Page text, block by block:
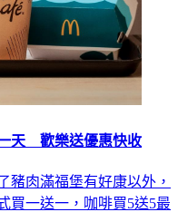
天 歡樂送優惠快收
豬肉滿福堡有好康以外，
買一送一，咖啡買5送5最